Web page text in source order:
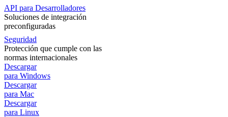
API para Desarrolladores
Soluciones de integración
preconfiguradas
Seguridad
Protección que cumple con las
normas internacionales
Descargar
para Windows
Descargar
para Mac
Descargar
para Linux